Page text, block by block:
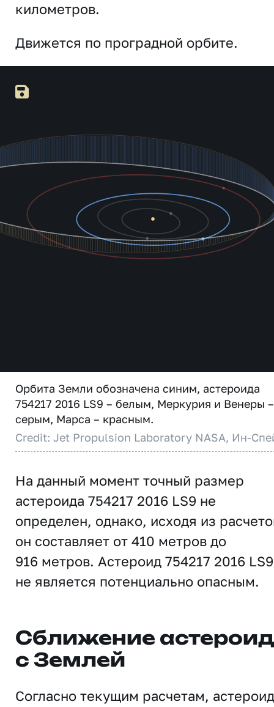
километров.
Движется по проградной орбите.
Орбита Земли обозначена синим, астероида
754217 2016 LS9 – белым, Меркурия и Венеры –
серым, Марса – красным.
Credit: Jet Propulsion Laboratory NASA, Ин-
На данный момент точный размер
астероида 754217 2016 LS9 не
определен, однако, исходя из
он составляет от 410 метров до
916 метров. Астероид 754217 2016 LS9
не является потенциально опасным.
Сближение
с Землей
Согласно текущим расчетам, астероид